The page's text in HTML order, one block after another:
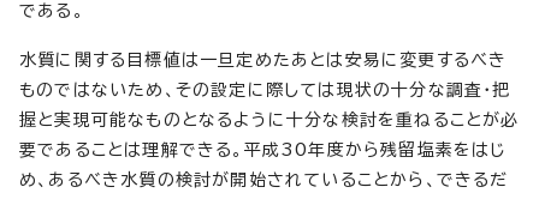
である。
水質に関する目標値は一旦定めたあとは安易に変更するべき
ものではないため、その設定に際しては現状の十分な調査・把
握と実現可能なものとなるように十分な検討を重ねることが必
要であることは理解できる。平成30年度から残留塩素をはじ
め、あるべき水質の検討が開始されていることから、できるだ